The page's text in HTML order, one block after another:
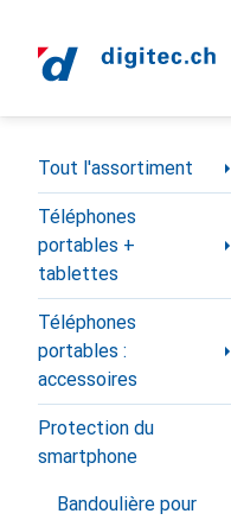
Navigation par
Tout l'assortiment
Téléphones
portables +
tablettes
Téléphones
portables :
accessoires
Protection du
smartphone
Bandoulière pour
Tout l'assortiment